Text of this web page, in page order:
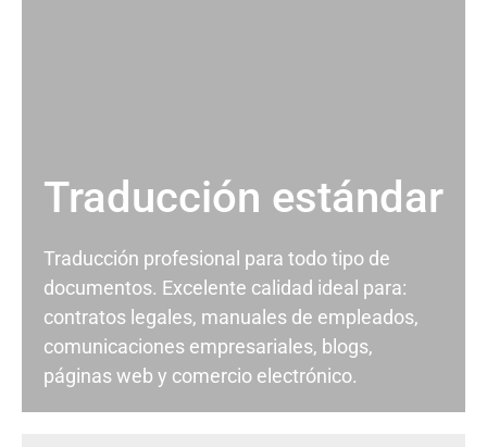
Traducción estándar
Traducción profesional para todo tipo de
documentos. Excelente calidad ideal para:
contratos legales, manuales de empleados,
comunicaciones empresariales, blogs,
páginas web y comercio electrónico.